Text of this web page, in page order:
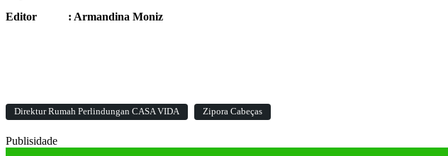
Editor : Armandina Moniz
Direktur Rumah Perlindungan CASA VIDA Zipora Cabeças
Publisidade